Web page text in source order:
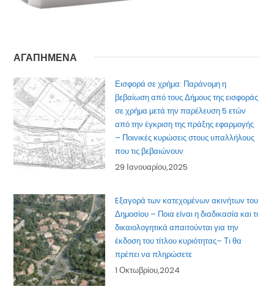
ΑΓΑΠΗΜΕΝΑ
Εισφορά σε χρήμα: Παράνομη η
βεβαίωση από τους Δήμους της εισφοράς
σε χρήμα μετά την παρέλευση 5 ετών
από την έγκριση της πράξης εφαρμογής
– Ποινικές κυρώσεις στους υπαλλήλους
που τις βεβαιώνουν
29 Ιανουαρίου,2025
Eξαγορά των κατεχομένων ακινήτων του
Δημοσίου – Ποια είναι η διαδικασία και τι
δικαιολογητικά απαιτούνται για την
έκδοση του τίτλου κυριότητας– Τι θα
πρέπει να πληρώσετε
1 Οκτωβρίου,2024